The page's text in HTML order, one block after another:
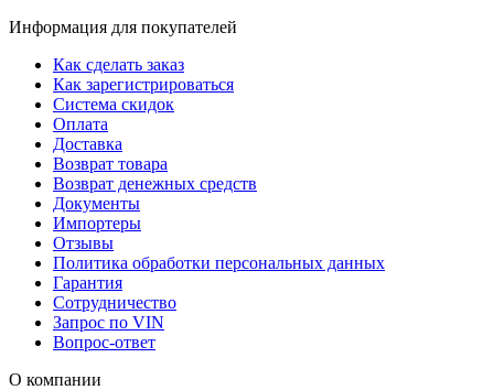
Информация для покупателей
Как сделать заказ
Как зарегистрироваться
Система скидок
Оплата
Доставка
Возврат товара
Возврат денежных средств
Документы
Импортеры
Отзывы
Политика обработки персональных данных
Гарантия
Сотрудничество
Запрос по VIN
Вопрос-ответ
О компании